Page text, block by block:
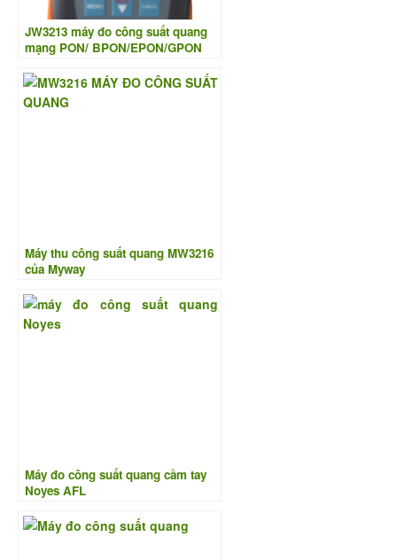
JW3213 máy đo công suất quang
mạng PON/ BPON/EPON/GPON
Máy thu công suất quang MW3216
của Myway
Máy đo công suất quang cầm tay
Noyes AFL